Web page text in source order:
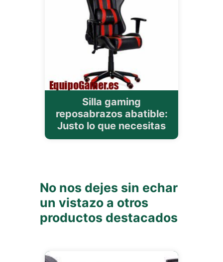
Silla gaming
reposabrazos abatible:
Justo lo que necesitas
No nos dejes sin echar
un vistazo a otros
productos destacados